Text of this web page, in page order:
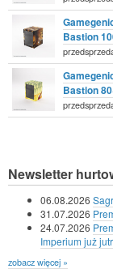
Bastion
Bastion
Newsletter
06.08.2026
31.07.2026
24.07.2026
Imperium już
zobacz więcej »